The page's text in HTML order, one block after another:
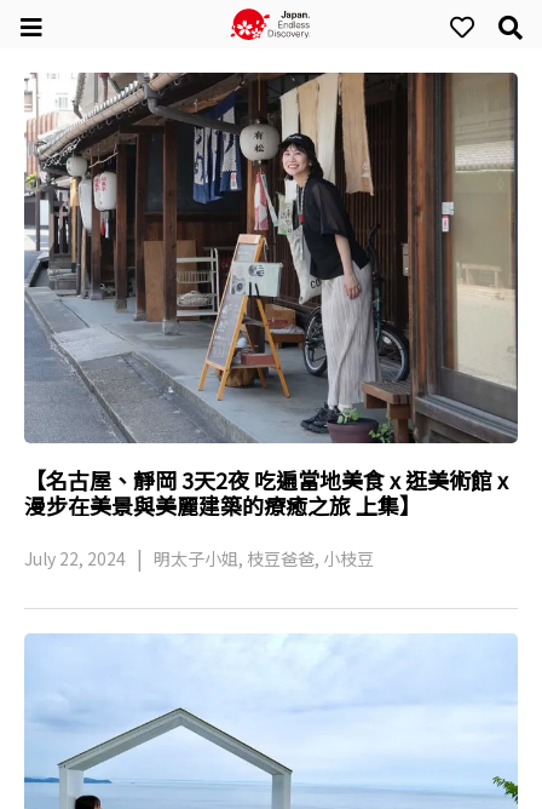
【名古屋、靜岡 3天2夜 吃遍當地美食 x 逛美術館 x
漫步在美景與美麗建築的療癒之旅 上集】
July 22, 2024 明太子小姐, 枝豆爸爸, 小枝豆